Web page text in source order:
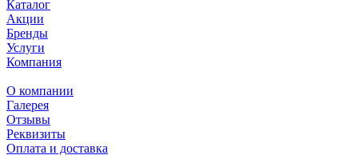
Каталог
Акции
Бренды
Услуги
Компания
О компании
Галерея
Отзывы
Реквизиты
Оплата и доставка